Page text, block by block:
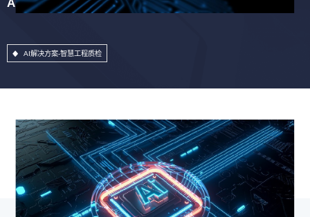
AI解决方案-智慧工程质检
AI解决方案-智慧工程质检